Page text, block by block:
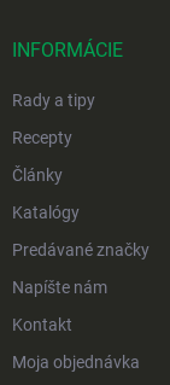
INFORMÁCIE
Rady a tipy
Recepty
Články
Katalógy
Predávané značky
Napíšte nám
Kontakt
Moja objednávka